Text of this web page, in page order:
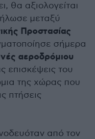
θα αξιολογείται
μεταξύ
Προστασίας
σήμερα
αεροδρόμιου
επισκέψεις του
της χώρας που
πτήσεις
από τον